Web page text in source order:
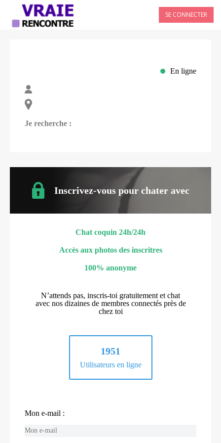
SE CONNECTER
En ligne
Je recherche :
Inscrivez-vous pour chater avec
Chat coquin 24h/24h
Accès aux photos des inscritres
100% anonyme
N’attends pas, inscris-toi gratuitement et chat
avec nos dizaines de membres connectés près de
chez toi
1951
Utilisateurs en ligne
Mon e-mail :